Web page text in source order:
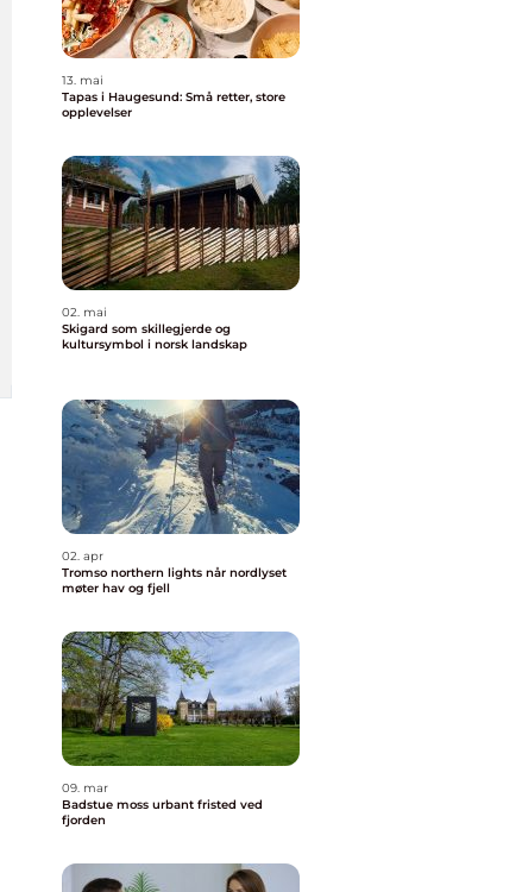
13. mai
Tapas i Haugesund: Små retter, store
opplevelser
02. mai
Skigard som skillegjerde og
kultursymbol i norsk landskap
02. apr
Tromso northern lights når nordlyset
møter hav og fjell
09. mar
Badstue moss urbant fristed ved
fjorden